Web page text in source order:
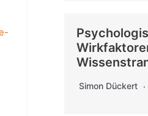
Simon Dückert